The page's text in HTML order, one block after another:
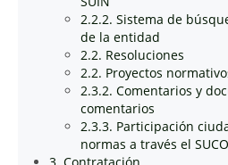
2.2.2. Sistema de
de la entidad
2.2. Resoluciones
2.2. Proyectos
2.3.2. Comentarios y
comentarios
2.3.3. Participación
normas a través el